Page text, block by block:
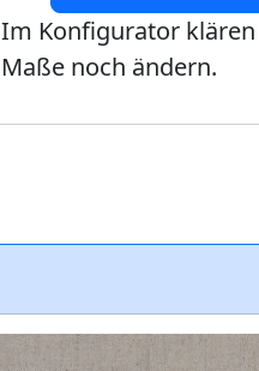
Im Konfigurator klären
Maße noch ändern.